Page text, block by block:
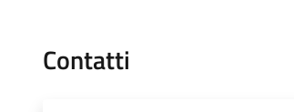
Contatti